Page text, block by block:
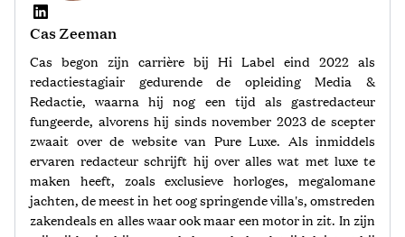
Cas Zeeman
Cas begon zijn carrière bij Hi Label eind 2022 als
redactiestagiair gedurende de opleiding Media &
Redactie, waarna hij nog een tijd als gastredacteur
fungeerde, alvorens hij sinds november 2023 de scepter
zwaait over de website van Pure Luxe. Als inmiddels
ervaren redacteur schrijft hij over alles wat met luxe te
maken heeft, zoals exclusieve horloges, megalomane
jachten, de meest in het oog springende villa's, omstreden
zakendeals en alles waar ook maar een motor in zit. In zijn